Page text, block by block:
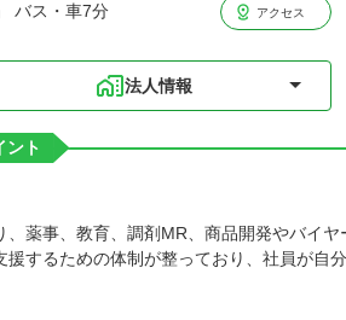
バス・車7分 アクセス
法人情報
ント
薬事、教育、調剤MR、商品開発やバイ
するための体制が整っており、社員が自